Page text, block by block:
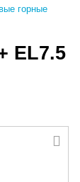
горные
EL7.5